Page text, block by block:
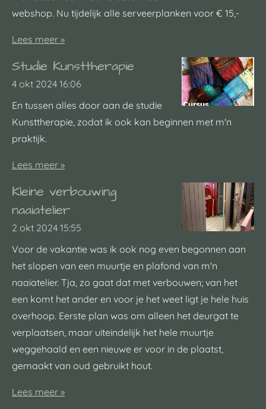
webshop. Nu tijdelijk alle serveerplanken voor € 15,-
Lees meer »
Studie Kunsttherapie
4 okt 2024 16:06
En tussen alles door aan de studie
Kunsttherapie, zodat ik ook kan beginnen met m'n
praktijk.
Lees meer »
Kleine verbouwing
naaiatelier
2 okt 2024 15:55
Voor de vakantie was ik ook nog even begonnen aan
het slopen van een muurtje en plafond van m'n
naaiatelier. Tja, zo gaat dat met verbouwen; van het
een komt het ander en voor je het weet ligt je hele huis
overhoop. Eerste plan was om alleen het deurgat te
verplaatsen, maar uiteindelijk het hele muurtje
weggehaald en een nieuwe er voor in de plaatst,
gemaakt van oud gebruikt hout.
Lees meer »